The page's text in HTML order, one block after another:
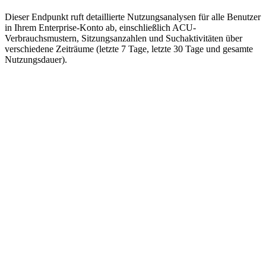
Dieser Endpunkt ruft detaillierte Nutzungsanalysen für alle Benutzer
in Ihrem Enterprise-Konto ab, einschließlich ACU-
Verbrauchsmustern, Sitzungsanzahlen und Suchaktivitäten über
verschiedene Zeiträume (letzte 7 Tage, letzte 30 Tage und gesamte
Nutzungsdauer).